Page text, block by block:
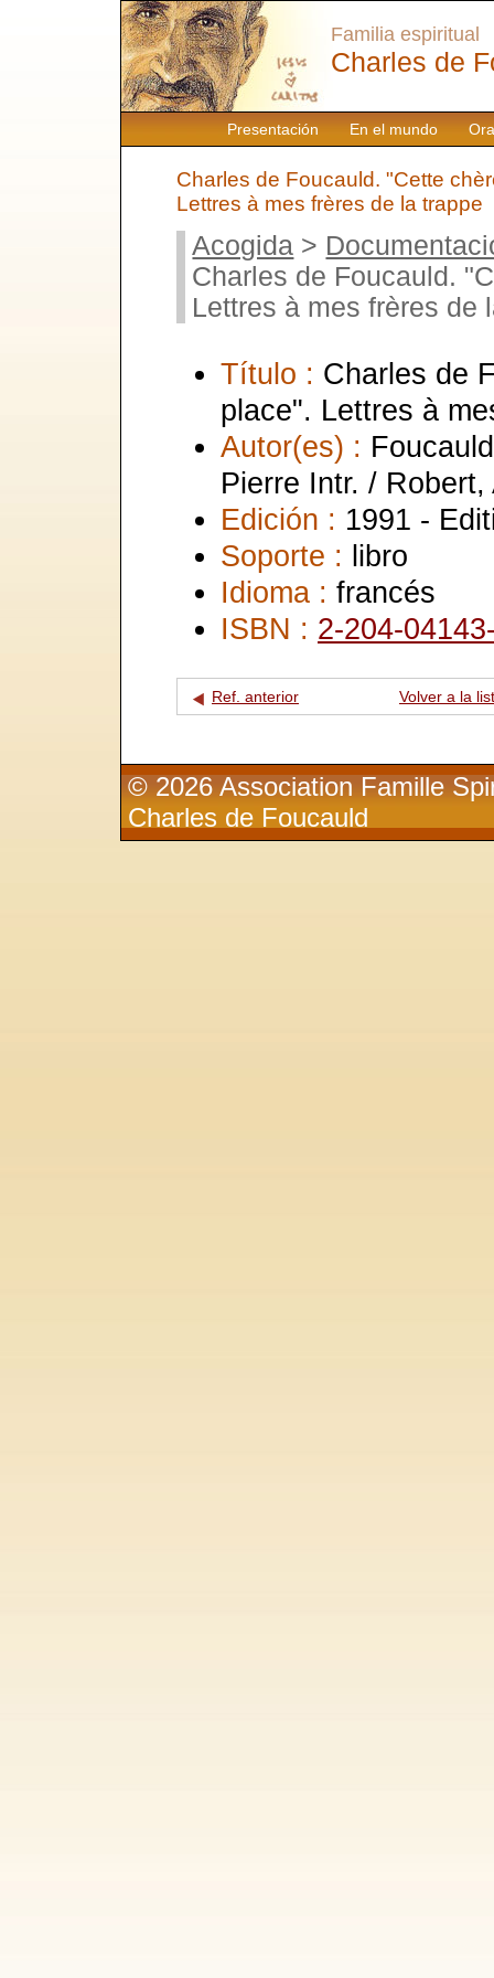
Presentación En el mundo
Familia espiritual
Charles de
Charles de Foucauld. "Cette
Lettres à mes frères de la trappe
Acogida >
Charles de Foucauld.
Lettres à mes frères de
Título : Charles de
place". Lettres à
Autor(es) :
Pierre Intr. / Robert,
Edición : 1991 -
Soporte : libro
Idioma : francés
ISBN : 2-204-
Ref. anterior Volver a la
© 2026 Association Famille
Charles de Foucauld